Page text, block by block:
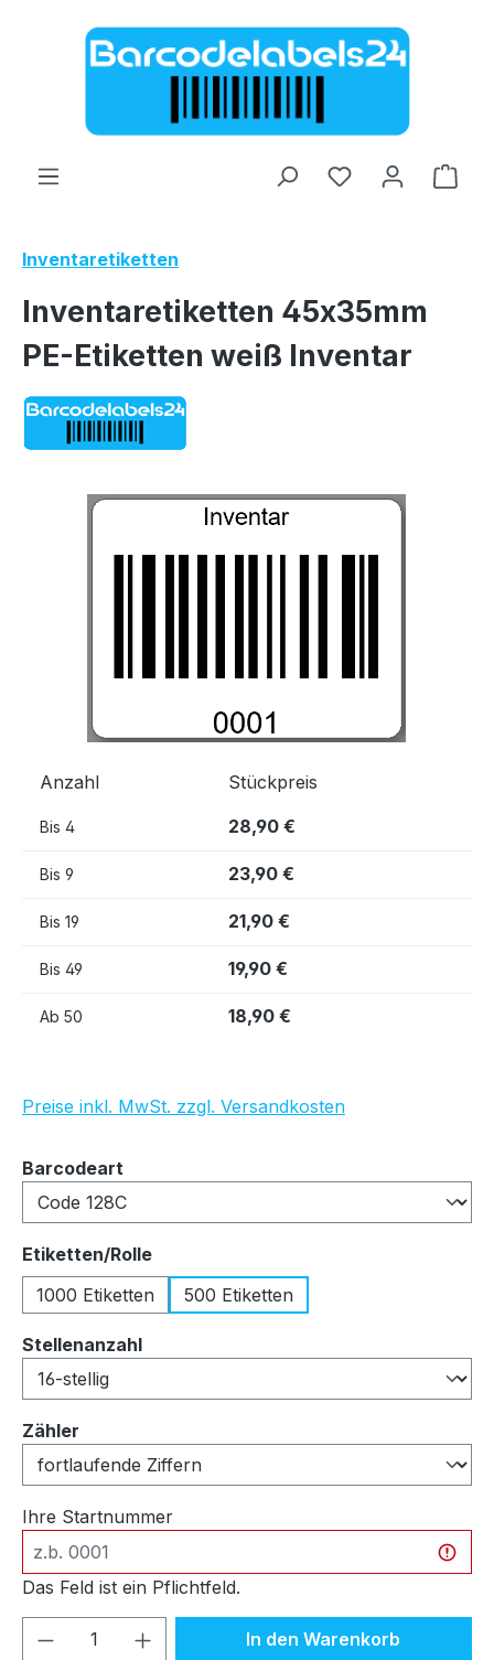
Zum Hauptinhalt springen
Inventaretiketten
Inventaretiketten 45x35mm
PE-Etiketten weiß Inventar
Bildergalerie überspringen
Anzahl Stückpreis
Bis 4 28,90 €
Bis 9 23,90 €
Bis 19 21,90 €
Bis 49 19,90 €
Ab 50 18,90 €
Preise inkl. MwSt. zzgl. Versandkosten
Barcodeart
Etiketten/Rolleauswählen
1000 Etiketten
500 Etiketten
Stellenanzahlauswählen
Zähler
Ihre Startnummer
Das Feld ist ein Pflichtfeld.
Produkt Anzahl: Gib denIn den Warenkorb